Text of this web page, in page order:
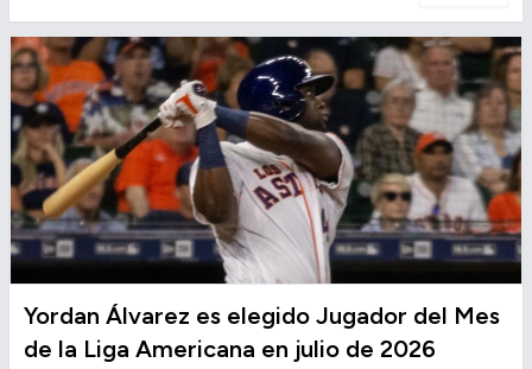
Yordan Álvarez es elegido Jugador del Mes
de la Liga Americana en julio de 2026